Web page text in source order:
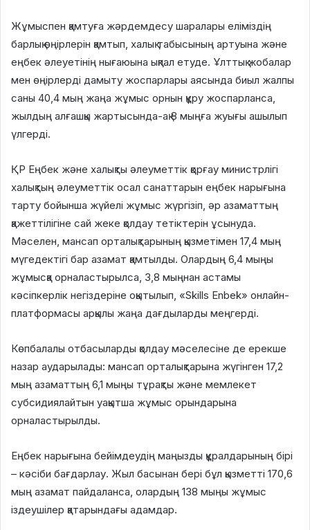
Жұмыспен қамтуға жәрдемдесу шаралары еліміздің
барлық өңірлерін қамтып, халық табысының артуына және
еңбек әлеуетінің нығаюына ықпал етуде. Ұлттық жобалар
мен өңірлерді дамыту жоспарлары аясында биыл жалпы
саны 40,4 мың жаңа жұмыс орнын құру жоспарланса,
жылдың алғашқы жартысында-ақ 8 мыңға жуығы ашылып
үлгерді.
ҚР Еңбек және халықты әлеуметтік қорғау министрлігі
халықтың әлеуметтік осал санаттарын еңбек нарығына
тарту бойынша жүйелі жұмыс жүргізіп, әр азаматтың
қажеттілігіне сай жеке қолдау тетіктерін ұсынуда.
Мәселен, мансап орталықтарының қызметімен 17,4 мың
мүгедектігі бар азамат қамтылды. Олардың 6,4 мыңы
жұмысқа орналастырылса, 3,8 мыңнан астамы
кәсіпкерлік негіздеріне оқытылып, «Skills Enbek» онлайн-
платформасы арқылы жаңа дағдыларды меңгерді.
Көпбалалы отбасыларды қолдау мәселесіне де ерекше
назар аударылады: мансап орталықтарына жүгінген 17,2
мың азаматтың 6,1 мыңы тұрақты және мемлекет
субсидиялайтын уақытша жұмыс орындарына
орналастырылды.
Еңбек нарығына бейімдеудің маңызды құралдарының бірі
– кәсіби бағдарлау. Жыл басынан бері бұл қызметті 170,6
мың азамат пайдаланса, олардың 138 мыңы жұмыс
іздеушілер қатарындағы адамдар.